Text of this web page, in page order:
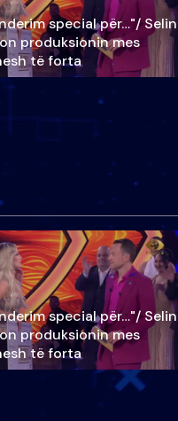
special për…"/ Selin
produksionin mes
të forta
special për…"/ Selin
produksionin mes
të forta